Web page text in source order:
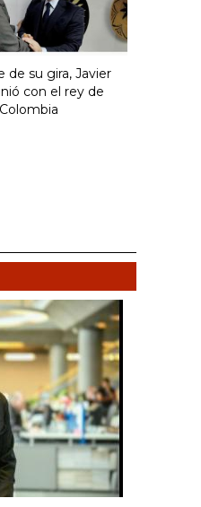
de su gira, Javier
con el rey de